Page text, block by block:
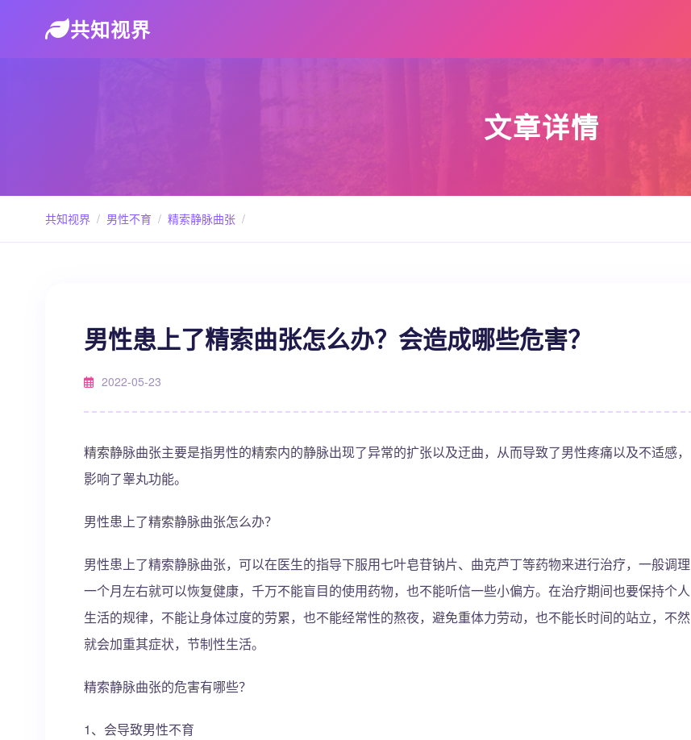
共知视界
文章详情
共知视界 / 男性不育 / 精索静脉曲张 /
男性患上了精索曲张怎么办？会造成哪些危害？
2022-05-23
精索静脉曲张主要是指男性的精索内的静脉出现了异常的扩张以及迂曲，从而导致了男性疼痛以及不适感，
影响了睾丸功能。
男性患上了精索静脉曲张怎么办？
男性患上了精索静脉曲张，可以在医生的指导下服用七叶皂苷钠片、曲克芦丁等药物来进行治疗，一般调理
一个月左右就可以恢复健康，千万不能盲目的使用药物，也不能听信一些小偏方。在治疗期间也要保持个人
生活的规律，不能让身体过度的劳累，也不能经常性的熬夜，避免重体力劳动，也不能长时间的站立，不然
就会加重其症状，节制性生活。
精索静脉曲张的危害有哪些？
1、会导致男性不育